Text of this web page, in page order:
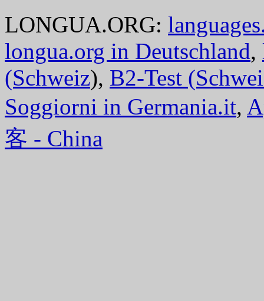
LONGUA.ORG:
longua.org in Deutschland,
(Schweiz), B2-Test
Soggiorni in Germania.it,
客 - China